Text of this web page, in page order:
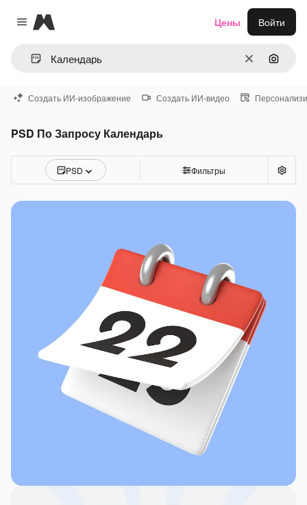
Close menu
Magnific
ОчиститьПоиск
Цены Войти
Создать ИИ-изображение Создать ИИ-видео
PSD По Запросу Календарь
PSD Фильтры